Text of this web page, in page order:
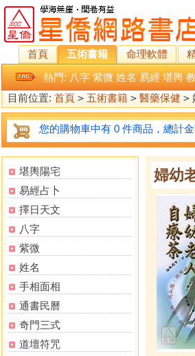
首頁 五術書籍 命理軟體
熱門: 八字 紫微 姓名 易經 堪輿
目前位置: 首頁 > 五術書籍 > 醫藥保健 >
您的購物車中有 0 件商品，總計金
堪輿陽宅
易經占卜
擇日天文
八字
紫微
姓名
手相面相
通書民曆
奇門三式
道壇符咒
婦幼